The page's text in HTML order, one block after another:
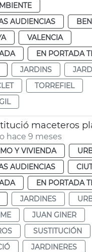
AUDIENCIAS
VALENCIA
EN PORTADA
JARDINS
TORREFIEL
hace 9 meses
Y VIVIENDA
AUDIENCIAS
EN PORTADA
JARDINES
JUAN GINER
SUSTITUCIÓN
JARDINERES